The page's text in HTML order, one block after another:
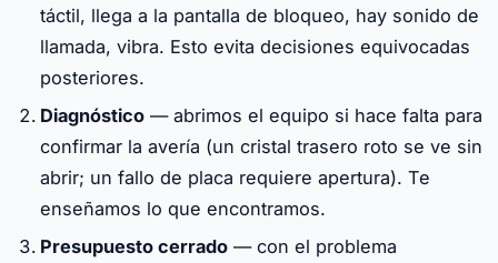
táctil, llega a la pantalla de bloqueo, hay sonido de
llamada, vibra. Esto evita decisiones equivocadas
posteriores.
Diagnóstico — abrimos el equipo si hace falta para
confirmar la avería (un cristal trasero roto se ve sin
abrir; un fallo de placa requiere apertura). Te
enseñamos lo que encontramos.
Presupuesto cerrado — con el problema